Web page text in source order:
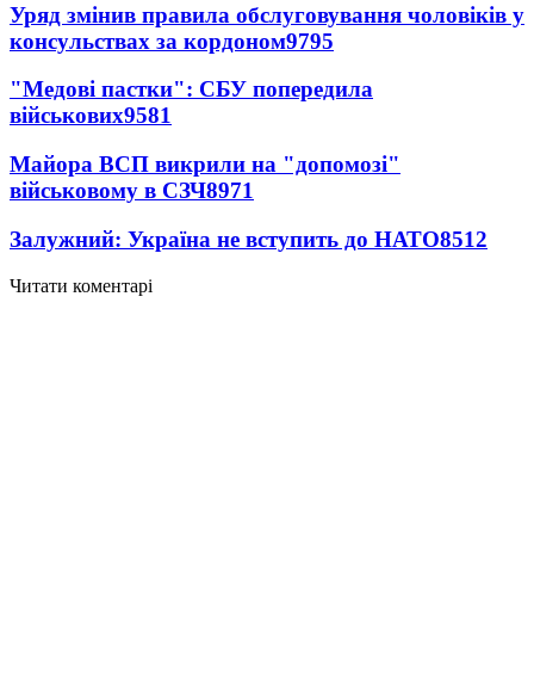
Уряд змінив правила обслуговування чоловіків у
консульствах за кордоном9795
"Медові пастки": СБУ попередила
військових9581
Майора ВСП викрили на "допомозі"
військовому в СЗЧ8971
Залужний: Україна не вступить до НАТО8512
Читати коментарі